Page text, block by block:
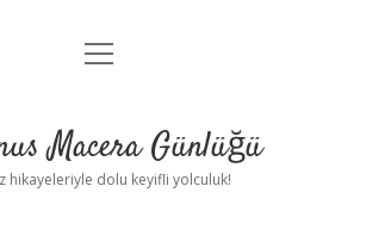
Anasayfa
Yasal Uyarı
menüyü
Macera Günlüğü
hikayeleriyle dolu keyifli yolculuk!